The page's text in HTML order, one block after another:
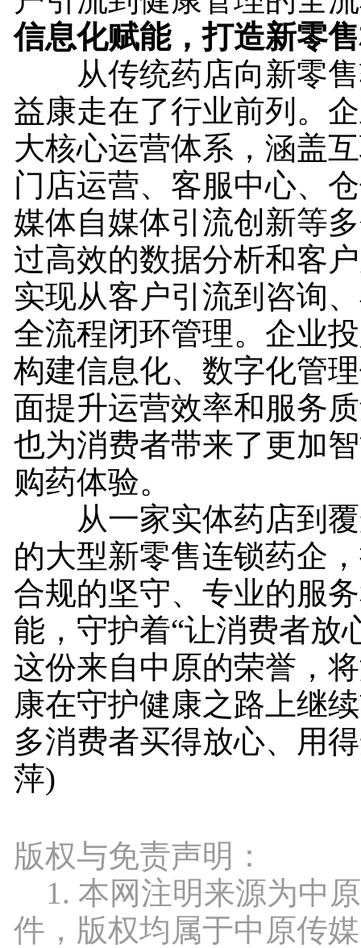
信息化赋能，打造新零
从传统药店向新零售
益康走在了行业前列。
大核心运营体系，涵盖
门店运营、客服中心、
媒体自媒体引流创新等
过高效的数据分析和客
实现从客户引流到咨询
全流程闭环管理。企业
构建信息化、数字化管
面提升运营效率和服务
也为消费者带来了更加
购药体验。
从一家实体药店到覆
的大型新零售连锁药企
合规的坚守、专业的服
能，守护着“让消费者放
这份来自中原的荣誉，
康在守护健康之路上继
多消费者买得放心、用
萍)
版权与免责声明：
1. 本网注明来源为中
件，版权均属于中原传